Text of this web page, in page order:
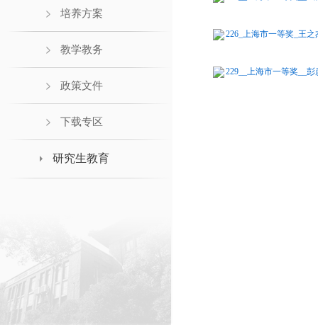
培养方案
教学教务
政策文件
下载专区
研究生教育
226_上海市一等奖_王之
229__上海市一等奖__彭